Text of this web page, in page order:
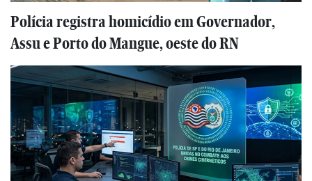
Polícia registra homicídio em Governador,
Assu e Porto do Mangue, oeste do RN